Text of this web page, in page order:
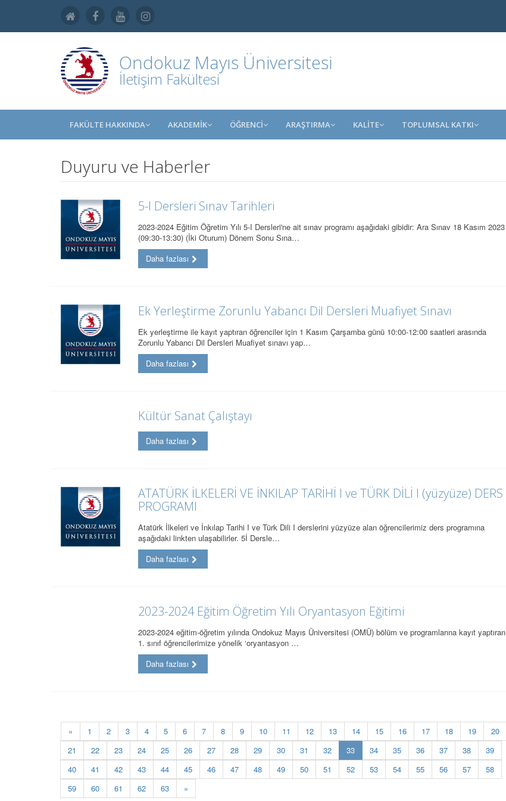
Ondokuz Mayıs Üniversitesi
İletişim Fakültesi
FAKÜLTE HAKKINDA AKADEMİK ÖĞRENCİ ARAŞTIRMA KALİTE TOPLUMSAL KATKI
Duyuru ve Haberler
5-I Dersleri Sınav Tarihleri
2023-2024 Eğitim Öğretim Yılı 5-I Dersleri'ne ait sınav programı aşağıdaki gibidir: Ara Sınav 18 Kasım 2023
(09:30-13:30) (İki Oturum) Dönem Sonu Sına…
Daha fazlası
Ek Yerleştirme Zorunlu Yabancı Dil Dersleri Muafiyet Sınavı
Ek yerleştirme ile kayıt yaptıran öğrenciler için 1 Kasım Çarşamba günü 10:00-12:00 saatleri arasında
Zorunlu Yabancı Dil Dersleri Muafiyet sınavı yap…
Daha fazlası
Kültür Sanat Çalıştayı
Daha fazlası
ATATÜRK İLKELERİ VE İNKILAP TARİHİ I ve TÜRK DİLİ I (yüzyüze) DERS
PROGRAMI
Atatürk İlkeleri ve İnkılap Tarihi I ve Türk Dili I derslerini yüzyüze alan öğrencilerimiz ders programına
aşağıdaki linkten ulaşabilirler. 5İ Dersle…
Daha fazlası
2023-2024 Eğitim Öğretim Yılı Oryantasyon Eğitimi
2023-2024 eğitim-öğretim yılında Ondokuz Mayıs Üniversitesi (OMÜ) bölüm ve programlarına kayıt yaptıran
1. sınıf öğrencilerimize yönelik ‘oryantasyon …
Daha fazlası
« 1 2 3 4 5 6 7 8 9 10 11 12 13 14 15 16 17 18 19
20
21
22 23 24 25 26 27 28 29 30 31 32 33(current)
34 35 36 37 38
39
40
41 42 43 44 45 46 47 48 49 50 51 52 53 54 55 56 57
58
59
60 61 62 63 »